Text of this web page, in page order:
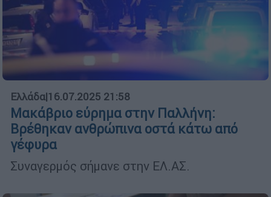
Ελλάδα|16.07.2025 21:58
Μακάβριο εύρημα στην Παλλήνη:
Βρέθηκαν ανθρώπινα οστά κάτω από
γέφυρα
Συναγερμός σήμανε στην ΕΛ.ΑΣ.